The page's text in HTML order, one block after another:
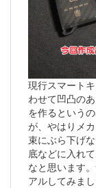
現行スマート
わせて凹凸の
を作るという
が、やはりメ
束にぶら下げ
底などに入れ
なと思います
アルしてみま